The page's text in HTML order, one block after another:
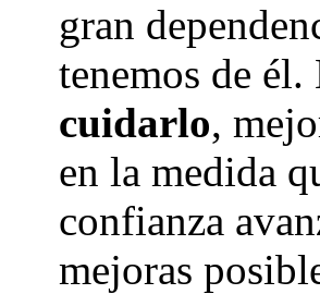
gran
tenemos de
cuidarlo,
en la medida
confianza
mejoras